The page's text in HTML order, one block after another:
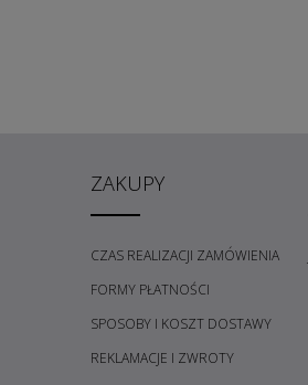
ZAKUPY
CZAS REALIZACJI ZAMÓWIENIA
FORMY PŁATNOŚCI
SPOSOBY I KOSZT DOSTAWY
REKLAMACJE I ZWROTY